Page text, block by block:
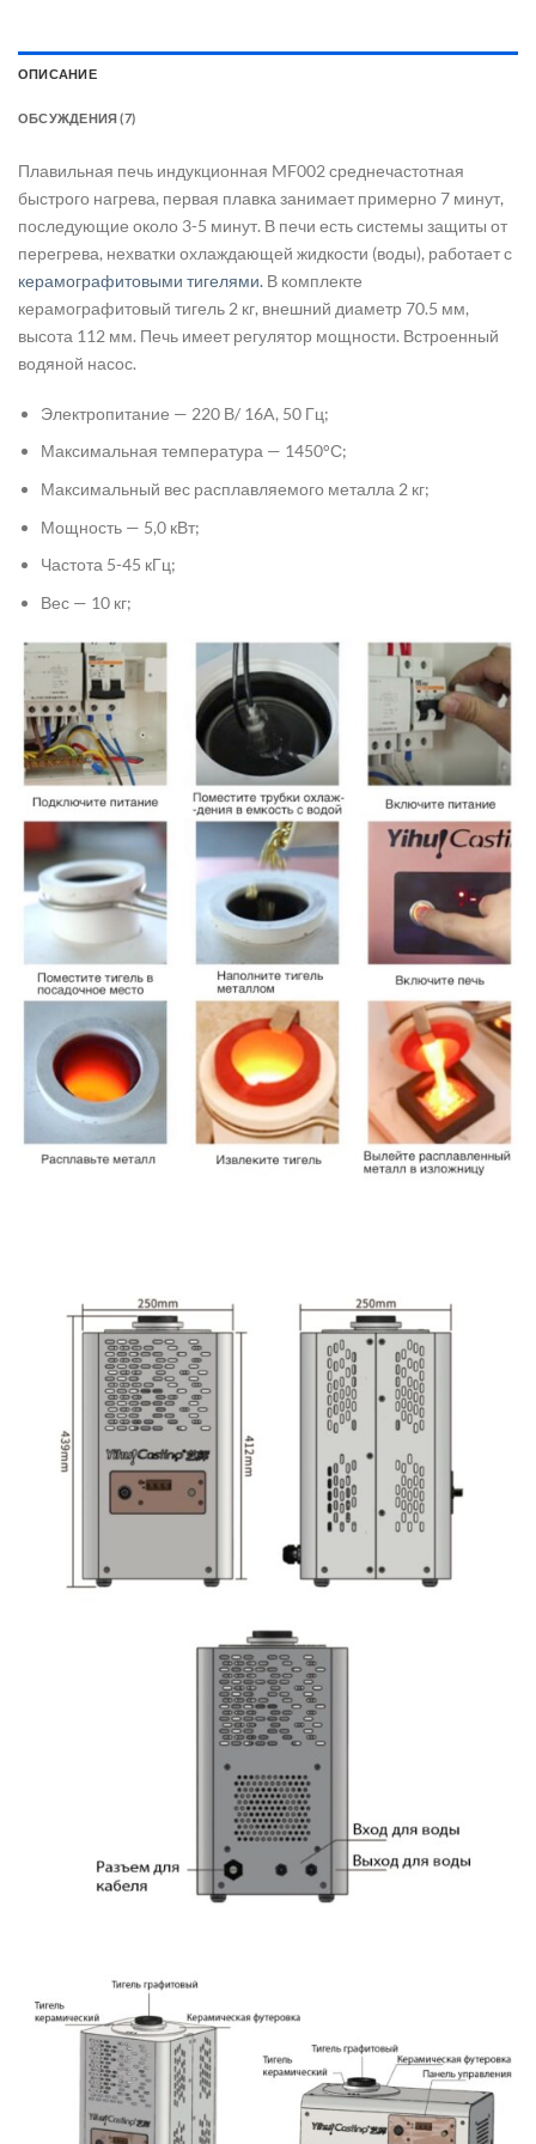
ОПИСАНИЕ
ОБСУЖДЕНИЯ (7)
Плавильная печь индукционная MF002 среднечастотная
быстрого нагрева, первая плавка занимает примерно 7 минут,
последующие около 3-5 минут. В печи есть системы защиты от
перегрева, нехватки охлаждающей жидкости (воды), работает с
керамографитовыми тигелями. В комплекте
керамографитовый тигель 2 кг, внешний диаметр 70.5 мм,
высота 112 мм. Печь имеет регулятор мощности. Встроенный
водяной насос.
Электропитание — 220 В/ 16A, 50 Гц;
Максимальная температура — 1450°С;
Максимальный вес расплавляемого металла 2 кг;
Мощность — 5,0 кВт;
Частота 5-45 кГц;
Вес — 10 кг;